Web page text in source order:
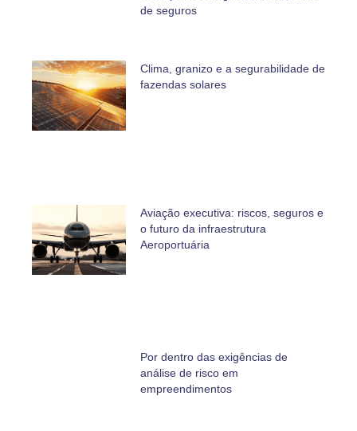
de seguros
Clima, granizo e a segurabilidade de
fazendas solares
Aviação executiva: riscos, seguros e
o futuro da infraestrutura
Aeroportuária
Por dentro das exigências de
análise de risco em
empreendimentos